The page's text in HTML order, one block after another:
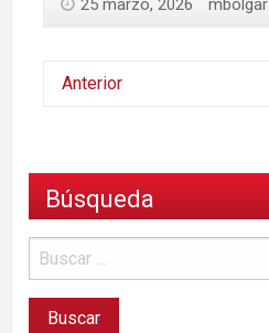
Anterior
Búsqueda